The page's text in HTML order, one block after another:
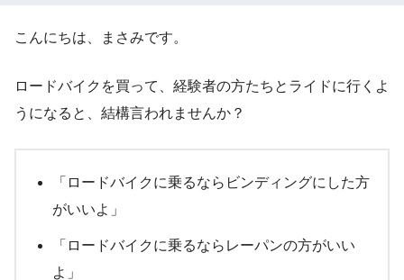
こんにちは、まさみです。
ロードバイクを買って、経験者の方たちとライドに行くよ
うになると、結構言われませんか？
「ロードバイクに乗るならビンディングにした方
がいいよ」
「ロードバイクに乗るならレーパンの方がいい
よ」